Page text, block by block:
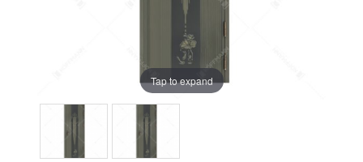
Tap to expand
Tap to expand